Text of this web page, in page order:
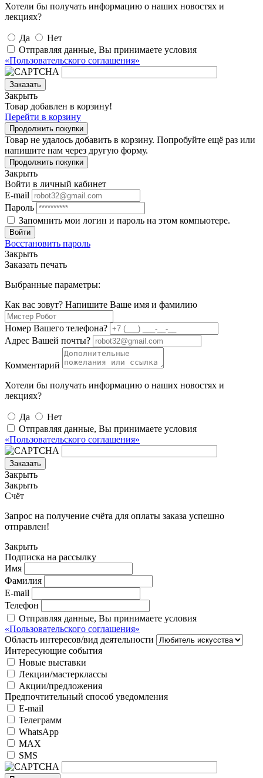
Хотели бы получать информацию о наших новостях и
лекциях?
Да
Нет
Отправляя данные, Вы принимаете условия
«Пользовательского соглашения»
Заказать
Закрыть
Товар добавлен в корзину!
Перейти в корзину
Продолжить покупки
Товар не удалось добавить в корзину. Попробуйте ещё раз или
напишите нам через другую форму.
Продолжить покупки
Закрыть
Войти в личный кабинет
E-mail
Пароль
Запомнить мои логин и пароль на этом компьютере.
Войти
Восстановить пароль
Закрыть
Заказать печать
Выбранные параметры:
Как вас зовут? Напишите Ваше имя и фамилию
Номер Вашего телефона?
Адрес Вашей почты?
Комментарий
Хотели бы получать информацию о наших новостях и
лекциях?
Да
Нет
Отправляя данные, Вы принимаете условия
«Пользовательского соглашения»
Заказать
Закрыть
Закрыть
Счёт
Запрос на получение счёта для оплаты заказа успешно
отправлен!
Закрыть
Подписка на рассылку
Имя
Фамилия
E-mail
Телефон
Отправляя данные, Вы принимаете условия
«Пользовательского соглашения»
Область интересов/вид деятельности
Интересующие события
Новые выставки
Лекции/мастерклассы
Акции/предложения
Предпочтительный способ уведомления
E-mail
Телеграмм
WhatsApp
MAX
SMS